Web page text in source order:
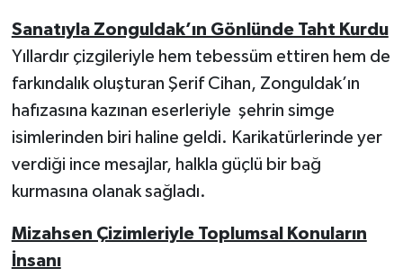
Sanatıyla Zonguldak’ın Gönlünde Taht Kurdu
Yıllardır çizgileriyle hem tebessüm ettiren hem de
farkındalık oluşturan Şerif Cihan, Zonguldak’ın
hafızasına kazınan eserleriyle şehrin simge
isimlerinden biri haline geldi. Karikatürlerinde yer
verdiği ince mesajlar, halkla güçlü bir bağ
kurmasına olanak sağladı.
Mizahsen Çizimleriyle Toplumsal Konuların
İnsanı